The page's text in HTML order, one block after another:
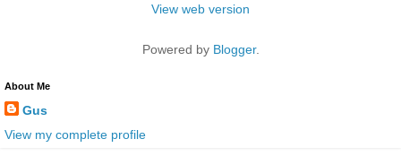
View web version
Powered by Blogger.
About Me
Gus
View my complete profile